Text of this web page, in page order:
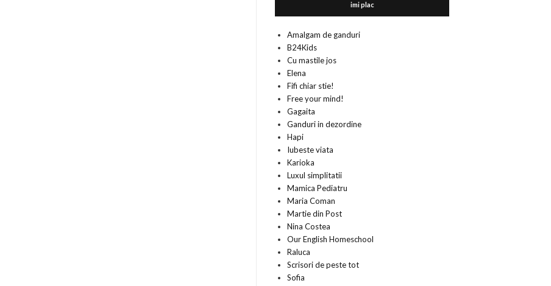
imi plac
Amalgam de ganduri
B24Kids
Cu mastile jos
Elena
Fifi chiar stie!
Free your mind!
Gagaita
Ganduri in dezordine
Hapi
Iubeste viata
Karioka
Luxul simplitatii
Mamica Pediatru
Maria Coman
Martie din Post
Nina Costea
Our English Homeschool
Raluca
Scrisori de peste tot
Sofia